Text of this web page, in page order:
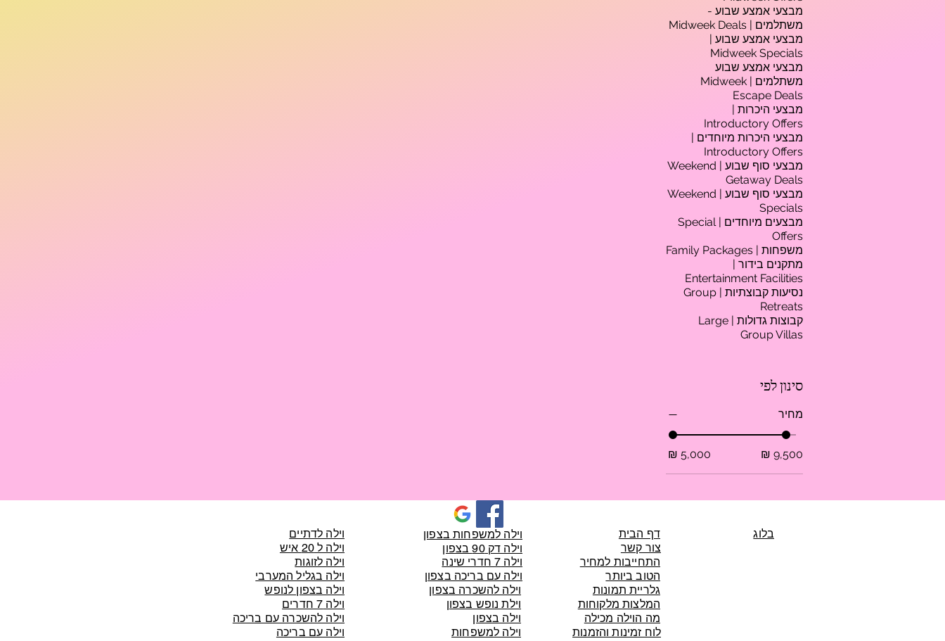
מבצעי אמצע שבוע -
משתלמים | Midweek Deals
מבצעי אמצע שבוע |
Midweek Specials
מבצעי אמצע שבוע
משתלמים | Midweek
Escape Deals
מבצעי היכרות |
Introductory Offers
מבצעי היכרות מיוחדים |
Introductory Offers
מבצעי סוף שבוע | Weekend
Getaway Deals
מבצעי סוף שבוע | Weekend
Specials
מבצעים מיוחדים | Special
Offers
משפחות | Family Packages
מתקנים בידור |
Entertainment Facilities
נסיעות קבוצתיות | Group
Retreats
קבוצות גדולות | Large
Group Villas
סינון לפי
מחיר
בלוג
דף הבית
צור קשר
התחייבות למחיר
הטוב ביותר
וילה למשפחות בצפון
וילה דק 90 בצפון
וילה 7 חדרי שינה
וילה עם בריכה בצפון
וילה לדתיים
וילה ל 20 איש
וילה לזוגות
וילה בגליל המערבי
גלריית תמונות
וילה להשכרה בצפון
וילה בצפון לנופש
המלצות מלקוחות
וילת נופש בצפון
וילה 7 חדרים
מה הוילה מכילה
וילה בצפון
וילה להשכרה עם בריכה
לוח זמינות והזמנות
וילה למשפחות
וילה עם בריכה